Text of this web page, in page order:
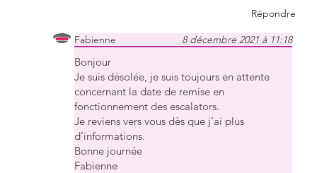
Répondre
Fabienne 8 décembre 2021 à 11:18
Bonjour
Je suis désolée, je suis toujours en attente
concernant la date de remise en
fonctionnement des escalators.
Je reviens vers vous dès que j’ai plus
d’informations.
Bonne journée
Fabienne